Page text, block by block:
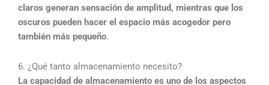
claros generan sensación de amplitud, mientras que los
oscuros pueden hacer el espacio más acogedor pero
también más pequeño.
6. ¿Qué tanto almacenamiento necesito?
La capacidad de almacenamiento es uno de los aspectos